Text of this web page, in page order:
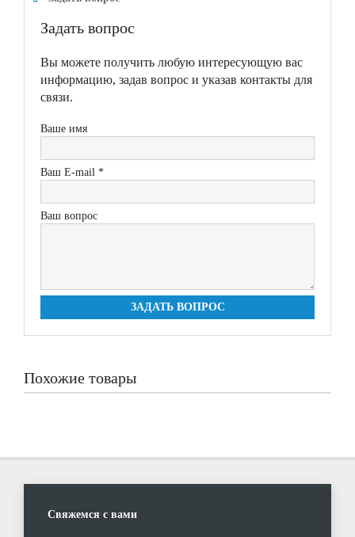
Задать вопрос
Вы можете получить любую интересующую вас
информацию, задав вопрос и указав контакты для
связи.
Ваше имя
Ваш E-mail *
Ваш вопрос
ЗАДАТЬ ВОПРОС
Похожие товары
Свяжемся с вами